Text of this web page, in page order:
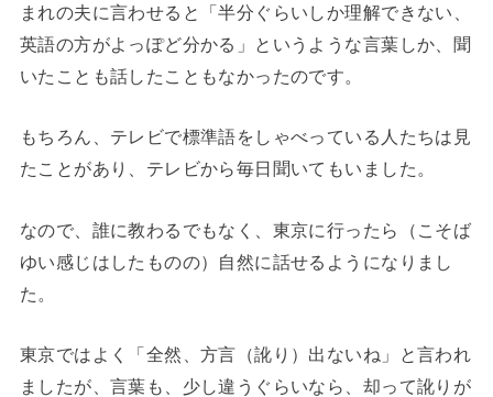
まれの夫に言わせると「半分ぐらいしか理解できない、
英語の方がよっぽど分かる」というような言葉しか、聞
いたことも話したこともなかったのです。
もちろん、テレビで標準語をしゃべっている人たちは見
たことがあり、テレビから毎日聞いてもいました。
なので、誰に教わるでもなく、東京に行ったら（こそば
ゆい感じはしたものの）自然に話せるようになりまし
た。
東京ではよく「全然、方言（訛り）出ないね」と言われ
ましたが、言葉も、少し違うぐらいなら、却って訛りが